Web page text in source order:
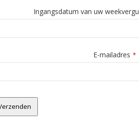
Ingangsdatum van uw
E-mailadres *